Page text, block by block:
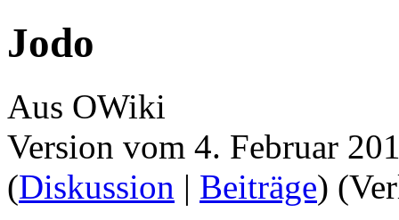
Jodo
Aus OWiki
Version vom 4. Februar
(Diskussion | Beiträge)